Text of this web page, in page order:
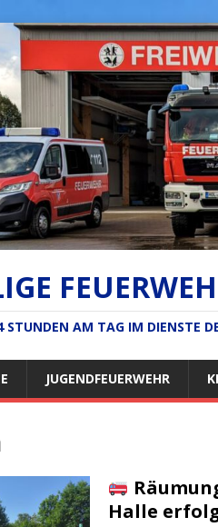
AM TAG IM DIENSTE
JUGENDFEUERWEHR
Halle